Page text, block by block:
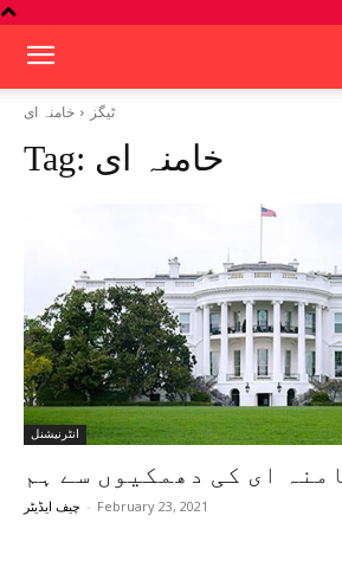
ٹیگز خامنہ ای
Tag: خامنہ ای
انٹرنیشنل
چیف ایڈیٹر - February 23, 2021